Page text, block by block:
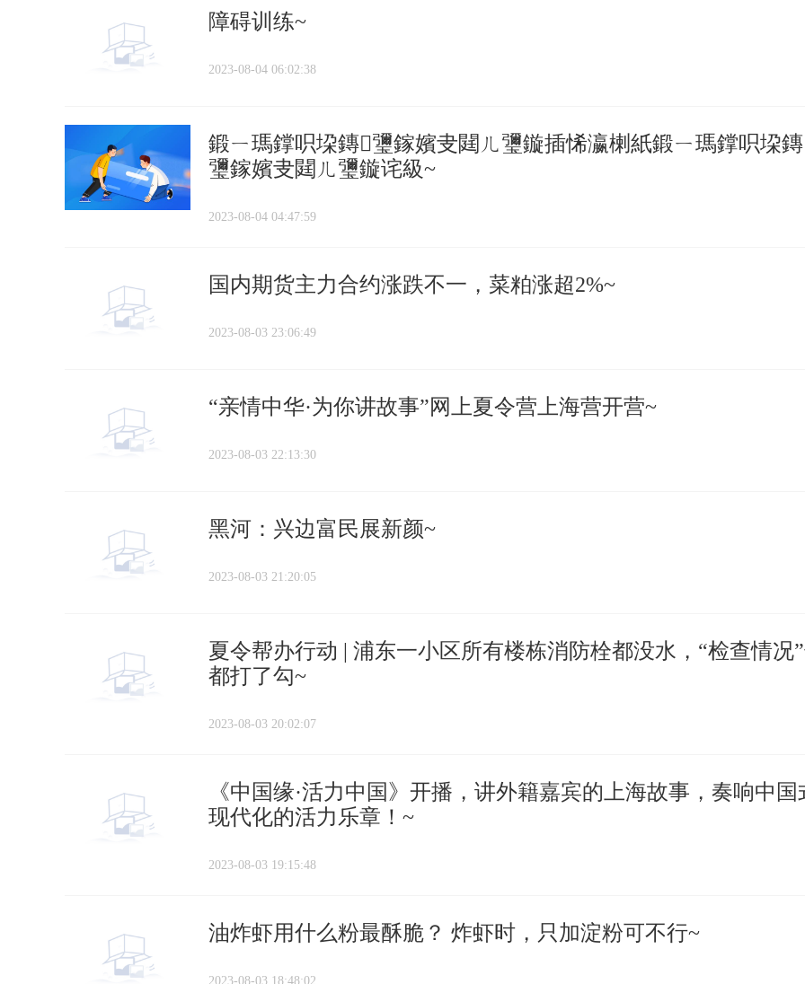
障碍训练~
2023-08-04 06:02:38
鍛ㄧ瑪鐣呮垜鏄瓕鎵嬪叏閮ㄦ瓕鏇插悕瀛楋紙鍛ㄧ瑪鐣呮垜
瓕鎵嬪叏閮ㄦ瓕鏇诧級~
2023-08-04 04:47:59
国内期货主力合约涨跌不一，菜粕涨超2%~
2023-08-03 23:06:49
“亲情中华·为你讲故事”网上夏令营上海营开营~
2023-08-03 22:13:30
黑河：兴边富民展新颜~
2023-08-03 21:20:05
夏令帮办行动 | 浦东一小区所有楼栋消防栓都没水，“检查情况
都打了勾~
2023-08-03 20:02:07
《中国缘·活力中国》开播，讲外籍嘉宾的上海故事，奏响中国
现代化的活力乐章！~
2023-08-03 19:15:48
油炸虾用什么粉最酥脆？ 炸虾时，只加淀粉可不行~
2023-08-03 18:48:02